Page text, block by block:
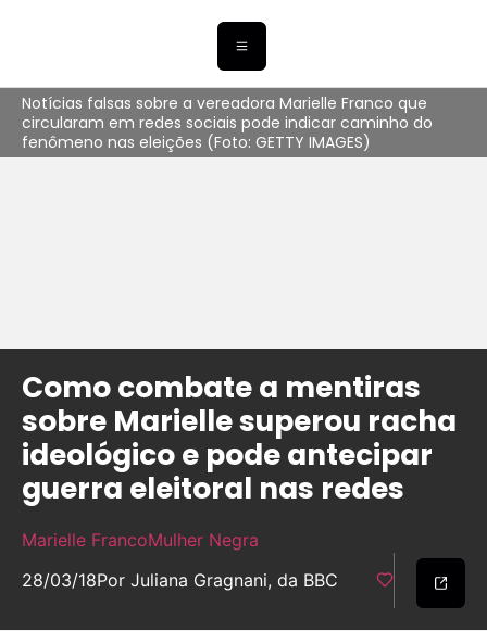
Notícias falsas sobre a vereadora Marielle Franco que
circularam em redes sociais pode indicar caminho do
fenômeno nas eleições (Foto: GETTY IMAGES)
Como combate a mentiras
sobre Marielle superou racha
ideológico e pode antecipar
guerra eleitoral nas redes
Marielle FrancoMulher Negra
28/03/18Por Juliana Gragnani, da BBC